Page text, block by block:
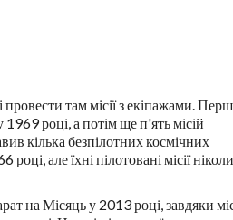
там місії з екіпажами.
році, а потім ще п'ять місій
кілька безпілотних космічних
але їхні пілотовані місії
на Місяць у 2013 році, завдяки